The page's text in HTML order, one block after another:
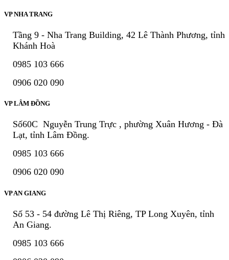
VP NHA TRANG
Tầng 9 - Nha Trang Building, 42 Lê Thành Phương, tỉnh
Khánh Hoà
0985 103 666
0906 020 090
VP LÂM ĐỒNG
Số60C Nguyễn Trung Trực , phường Xuân Hương - Đà
Lạt, tỉnh Lâm Đồng.
0985 103 666
0906 020 090
VP AN GIANG
Số 53 - 54 đường Lê Thị Riêng, TP Long Xuyên, tỉnh
An Giang.
0985 103 666